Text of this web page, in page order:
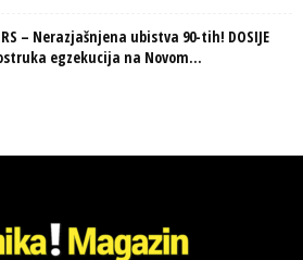
– Nerazjašnjena ubistva 90-tih! DOSIJE
egzekucija na Novom...